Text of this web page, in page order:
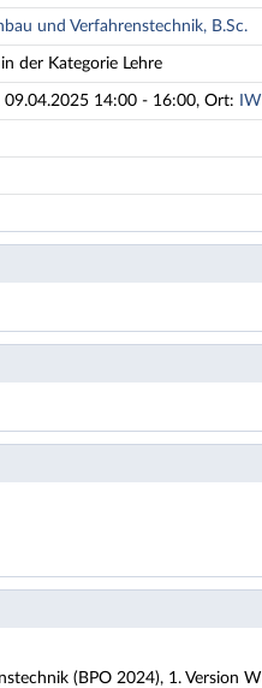
und Verfahrenstechnik, B.Sc.
der Kategorie Lehre
14:00 - 16:00, Ort:
(BPO 2024), 1. Version